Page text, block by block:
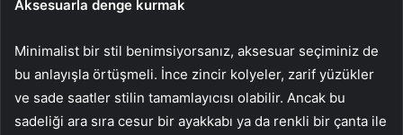
Aksesuarla denge kurmak
Minimalist bir stil benimsiyorsanız, aksesuar seçiminiz de
bu anlayışla örtüşmeli. İnce zincir kolyeler, zarif yüzükler
ve sade saatler stilin tamamlayıcısı olabilir. Ancak bu
sadeliği ara sıra cesur bir ayakkabı ya da renkli bir çanta ile